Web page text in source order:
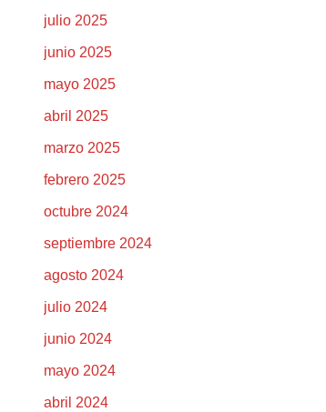
julio 2025
junio 2025
mayo 2025
abril 2025
marzo 2025
febrero 2025
octubre 2024
septiembre 2024
agosto 2024
julio 2024
junio 2024
mayo 2024
abril 2024